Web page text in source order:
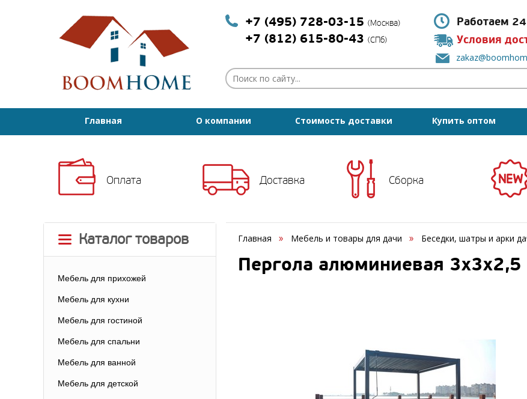
+7 (495) 728-03-15 (Москва)
+7 (812) 615-80-43 (СПб)
Работаем
Условия
Главная О компании Стоимость доставки Купить оптом
Оплата Доставка Сборка
Каталог товаров
Мебель для прихожей
Мебель для кухни
Мебель для гостиной
Мебель для спальни
Мебель для ванной
Мебель для детской
Главная Мебель и товары для дачи Беседки, шатры и арки
Пергола алюминиевая 3х3х2,5